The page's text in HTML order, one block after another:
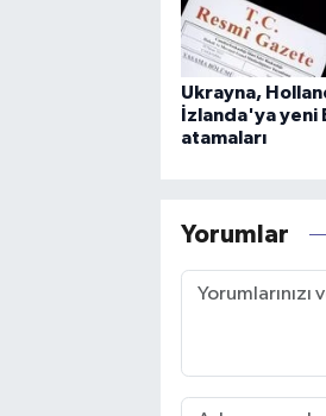
Ukrayna,
İzlanda'ya yeni
atamaları
Yorumlar